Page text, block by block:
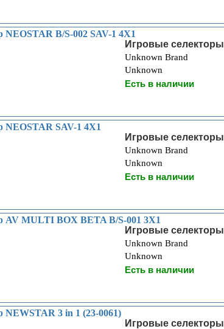
NEOSTAR B/S-002 SAV-1 4X1
Игровые селекторы
Unknown Brand
Unknown
Есть в наличии
NEOSTAR SAV-1 4X1
Игровые селекторы
Unknown Brand
Unknown
Есть в наличии
AV MULTI BOX BETA B/S-001 3X1
Игровые селекторы
Unknown Brand
Unknown
Есть в наличии
NEWSTAR 3 in 1 (23-0061)
Игровые селекторы